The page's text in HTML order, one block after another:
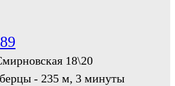
18\20
- 235 м, 3 минуты